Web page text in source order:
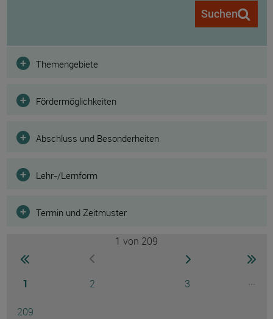
Suchen
Filter
Themengebiete
Fördermöglichkeiten
Abschluss und Besonderheiten
Lehr-/Lernform
Termin und Zeitmuster
zur ersten Seite wechselnzur vorherigen Seite wechseln
Seite
1 Seite
2 Seite
3
...
Seite
209
Seite
1 von 209
zur nächsten Seite
zur